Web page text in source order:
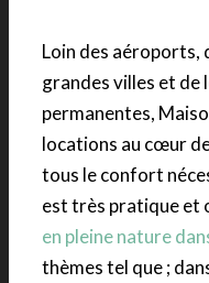
Loin des aéroports,
grandes villes et de
permanentes,
locations au cœur
tous le confort
est très pratique et
en pleine nature
thèmes tel que ;